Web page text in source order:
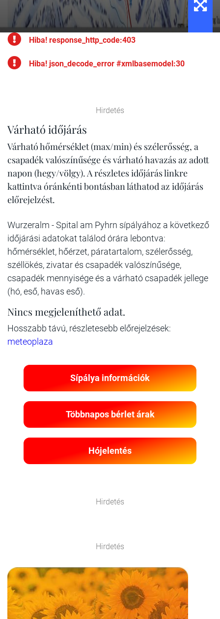
Hiba! response_http_code:403
Hiba! json_decode_error #xmlbasemodel:30
Hirdetés
Várható időjárás
Várható hőmérséklet (max/min) és szélerősség, a
csapadék valószínűsége és várható havazás az adott
napon (hegy/völgy). A részletes időjárás linkre
kattintva óránkénti bontásban láthatod az időjárás
előrejelzést.
Wurzeralm - Spital am Pyhrn sípályához a következő
időjárási adatokat találod órára lebontva:
hőmérséklet, hőérzet, páratartalom, szélerősség,
széllökés, zivatar és csapadék valószínűsége,
csapadék mennyisége és a várható csapadék jellege
(hó, eső, havas eső).
Nincs megjeleníthető adat.
Hosszabb távú, részletesebb előrejelzések:
meteoplaza
Sípálya információk
Többnapos bérlet árak
Hójelentés
Hirdetés
Hirdetés